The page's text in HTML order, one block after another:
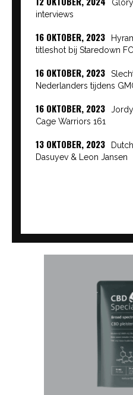
interviews
16 OKTOBER, 2023
titleshot bij Staredown
16 OKTOBER, 2023
Nederlanders tijdens
16 OKTOBER, 2023
Cage Warriors 161
13 OKTOBER, 2023
Dasuyev & Leon Jansen